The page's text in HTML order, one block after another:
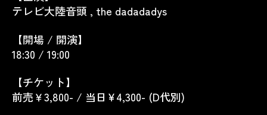
テレビ大陸音頭 , the dadadadys
【開場 / 開演】
18:30 / 19:00
【チケット】
前売￥3,800- / 当日¥4,300- (D代別)